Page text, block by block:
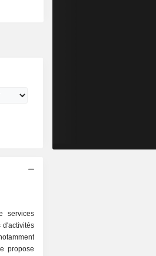
services
d'activités
propose